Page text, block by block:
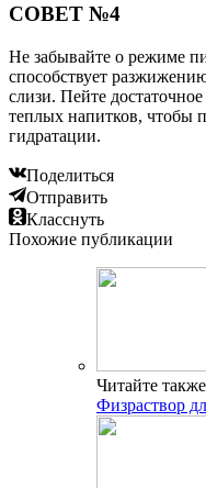
СОВЕТ №4
Не забывайте о режиме
способствует
слизи. Пейте
теплых напитков, чтобы
гидратации.
Поделиться
Отправить
Класснуть
Похожие публикации
Читайте
Физраствор